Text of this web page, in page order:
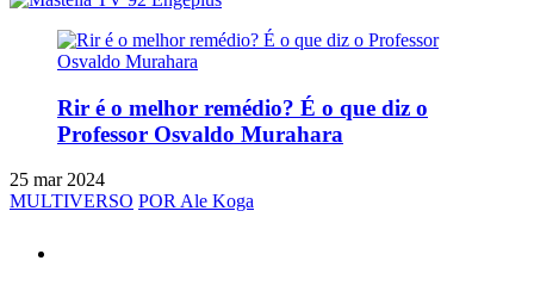
Rir é o melhor remédio? É o que diz o
Professor Osvaldo Murahara
25 mar 2024
MULTIVERSO POR Ale Koga